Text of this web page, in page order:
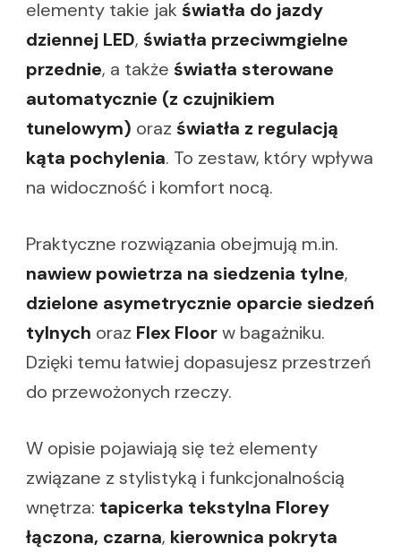
elementy takie jak światła do jazdy
dziennej LED, światła przeciwmgielne
przednie, a także światła sterowane
automatycznie (z czujnikiem
tunelowym) oraz światła z regulacją
kąta pochylenia. To zestaw, który wpływa
na widoczność i komfort nocą.
Praktyczne rozwiązania obejmują m.in.
nawiew powietrza na siedzenia tylne,
dzielone asymetrycznie oparcie siedzeń
tylnych oraz Flex Floorw bagażniku.
Dzięki temu łatwiej dopasujesz przestrzeń
do przewożonych rzeczy.
W opisie pojawiają się też elementy
związane z stylistyką i funkcjonalnością
wnętrza: tapicerka tekstylna Florey
łączona, czarna, kierownica pokryta